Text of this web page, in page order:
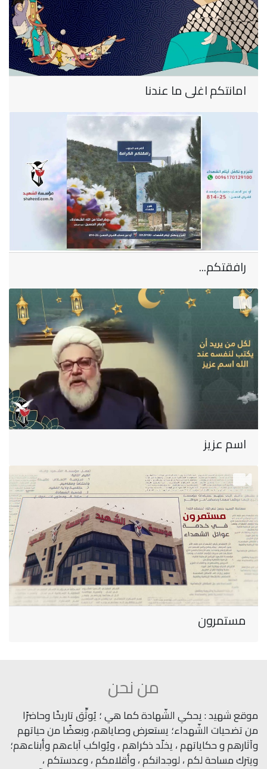
امانتكم اغلى ما عندنا
رافقتكم...
اسم عزيز
مستمرون
من نحن
موقع شهيد : يحكي الشّهادة كما هي ؛ يُوثِّق تاريخًا وحاضرًا
من تضحيات الشّهداء؛ يستعرض وصاياهم، وبعضًا من حياتهم
وآثارهم و حكاياتهم ، يخلّد ذكراهم ، ويُواكب آباءهم وأبناءهم؛
ويترك مساحة لكم ، لوجدانكم ، وأقلامكم ، وعدستكم ،